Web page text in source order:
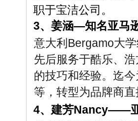
职于宝洁公司。
3、 姜涵—知名亚马
意大利Bergamo大
先后服务于酷乐、
的技巧和经验。迄
等，转型为品牌商
4、建芳Nancy——